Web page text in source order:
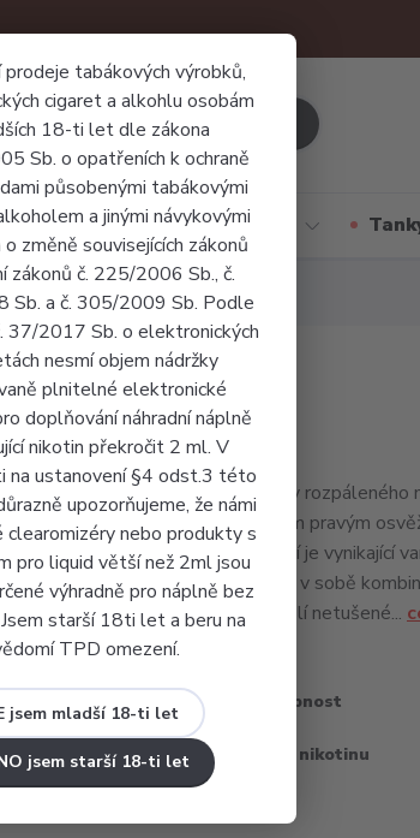
prodeje tabákových výrobků,
cigaret a alkohlu osobám
18-ti let dle zákona
Sb. o opatřeních k ochraně
působenými tabákovými
a jinými návykovými
změně souvisejících zákonů
zákonů č. 225/2006 Sb., č.
Sb. a č. 305/2009 Sb. Podle
37/2017 Sb. o elektronických
nesmí objem nádržky
plnitelné elektronické
doplňování náhradní náplně
nikotin překročit 2 ml. V
na ustanovení §4 odst.3 této
upozorňujeme, že námi
clearomizéry nebo produkty s
pro liquid větší než 2ml jsou
výhradně pro náplně bez
starší 18ti let a beru na
TPD omezení.
jsem mladší 18-ti let
jsem starší 18-ti let
Jednorázové cigarety
Kousky
jsou tím pravým
dochutí je vynikající
náplně v sobě
vykouzlí netušené...
Dostupnost
Obsah nikotinu